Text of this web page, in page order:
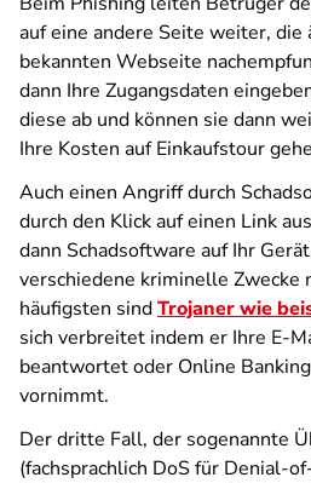
auf eine andere Seite weiter,
bekannten Webseite
dann Ihre Zugangsdaten
diese ab und können sie dann
Ihre Kosten auf Einkaufstour
Auch einen Angriff durch
durch den Klick auf einen Link
dann Schadsoftware auf Ihr
verschiedene kriminelle Zwecke
häufigsten sindTrojaner wie
sich verbreitet indem er Ihre E-
beantwortet oder Online
vornimmt.
Der dritte Fall, der sogenannte
(fachsprachlich DoS für Denial-